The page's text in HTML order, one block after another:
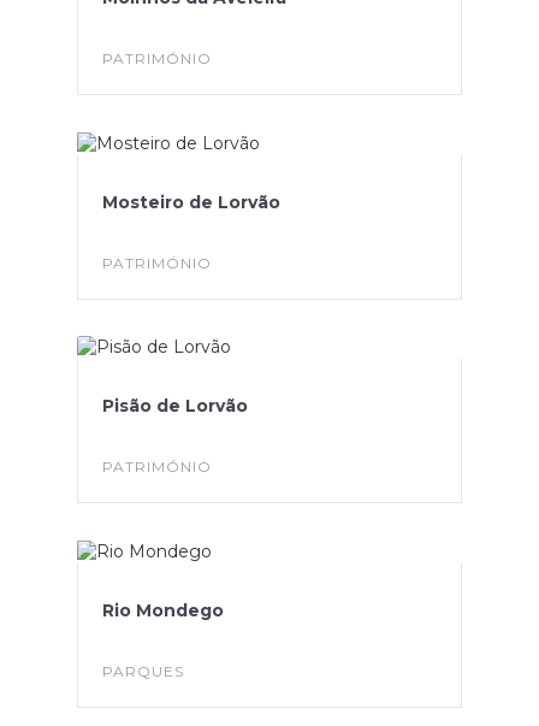
PATRIMÓNIO
Mosteiro de Lorvão
PATRIMÓNIO
Pisão de Lorvão
PATRIMÓNIO
Rio Mondego
PARQUES